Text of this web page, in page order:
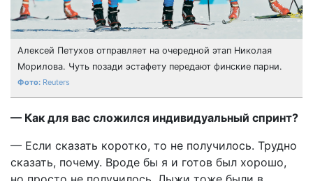
Алексей Петухов отправляет на очередной этап Николая
Морилова. Чуть позади эстафету передают финские парни.
Reuters
— Как для вас сложился индивидуальный спринт?
— Если сказать коротко, то не получилось. Трудно
сказать, почему. Вроде бы я и готов был хорошо,